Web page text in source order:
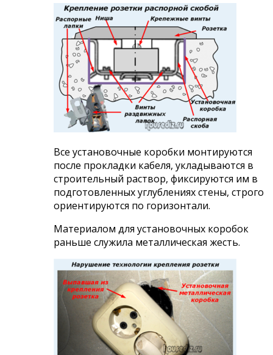
Все установочные коробки монтируются
после прокладки кабеля, укладываются в
строительный раствор, фиксируются им в
подготовленных углублениях стены, строго
ориентируются по горизонтали.
Материалом для установочных коробок
раньше служила металлическая жесть.